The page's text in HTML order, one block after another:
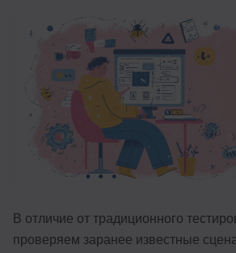
В отличие от традиционного
проверяем заранее известные
Детям
Акции и промокоды
Рейтинг онлайн-школ